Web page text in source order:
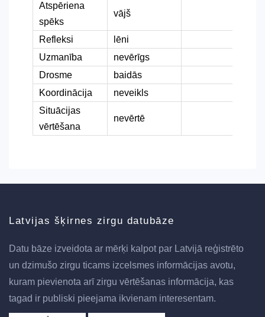
Atspēriena
spēks
vājš
Refleksi
lēni
Uzmanība
nevērīgs
Drosme
baidās
Koordinācija
neveikls
Situācijas
vērtēšana
nevērtē
Latvijas šķirnes zirgu datubāze
Datu bāze izveidota ar mērķi kalpot par Latvijā reģistrēto
un dzimušo zirgu ticams izcelsmes informācijas avotu,
kuram pievienota arī zirgu vērtēšanas informācija, kas
tagad ir publiski pieejama ikvienam interesentam.